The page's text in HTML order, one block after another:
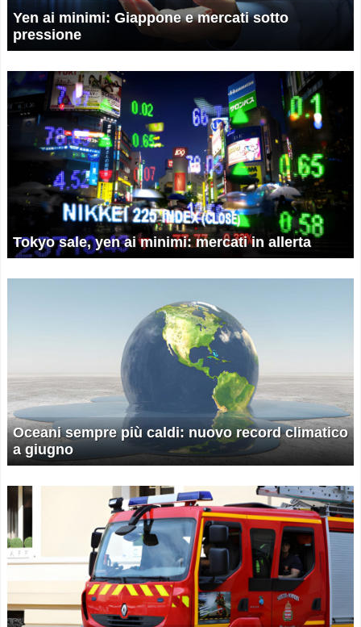
Yen ai minimi: Giappone e mercati sotto
pressione
Tokyo sale, yen ai minimi: mercati in allerta
Oceani sempre più caldi: nuovo record climatico
a giugno